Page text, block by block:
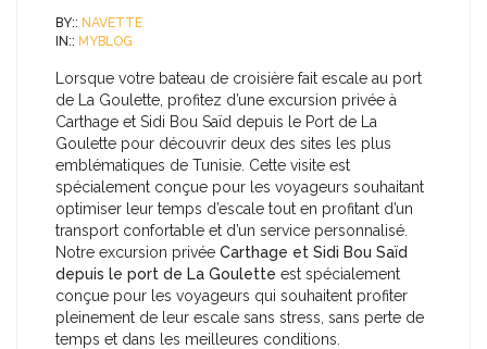
BY:: NAVETTE
IN:: MYBLOG
Lorsque votre bateau de croisière fait escale au port
de La Goulette, profitez d’une excursion privée à
Carthage et Sidi Bou Saïd depuis le Port de La
Goulette pour découvrir deux des sites les plus
emblématiques de Tunisie. Cette visite est
spécialement conçue pour les voyageurs souhaitant
optimiser leur temps d’escale tout en profitant d’un
transport confortable et d’un service personnalisé.
Notre excursion privée Carthage et Sidi Bou Saïd
depuis le port de La Goulette est spécialement
conçue pour les voyageurs qui souhaitent profiter
pleinement de leur escale sans stress, sans perte de
temps et dans les meilleures conditions.